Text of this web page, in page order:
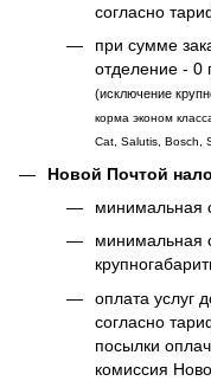
согласно
при сумме
отделение - 0
(исключение
корма эконом
Cat, Salutis, Bosch,
Новой Почтой
минимальная
минимальная
оплата услуг
согласно
посылки
комиссия